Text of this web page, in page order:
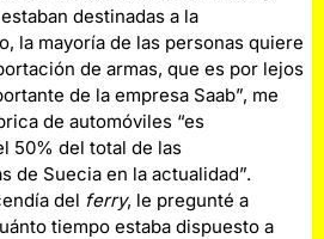
destinadas a la
la mayoría de las personas quiere
de armas, que es por lejos
de la empresa Saab”, me
de automóviles “es
50% del total de las
de Suecia en la actualidad”.
del ferry, le pregunté a
tiempo estaba dispuesto a